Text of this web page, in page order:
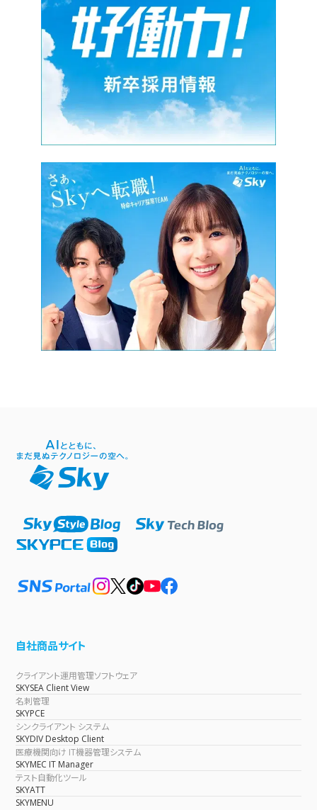
自社商品サイト
クライアント運用管理ソフトウェア
SKYSEA Client View
名刺管理
SKYPCE
シンクライアント システム
SKYDIV Desktop Client
医療機関向け IT機器管理システム
SKYMEC IT Manager
テスト自動化ツール
SKYATT
SKYMENU